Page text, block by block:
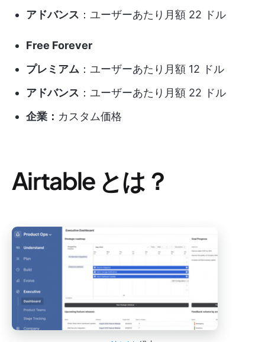
アドバンス ：ユーザーあたり月額 22 ドル
Free Forever
プレミアム ：ユーザーあたり月額 12 ドル
アドバンス ：ユーザーあたり月額 22 ドル
企業： カスタム価格
Airtable とは？